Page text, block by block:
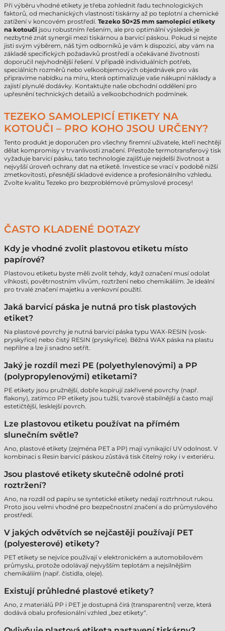
Při výběru vhodné etikety je třeba zohlednit řadu technologických
faktorů, od mechanických vlastností tiskárny až po teplotní a chemické
zatížení v koncovém prostředí. Tezeko 50×25 mm samolepicí etikety
na kotouči jsou robustním řešením, ale pro optimální výsledek je
nezbytné znát synergii mezi tiskárnou a barvicí páskou. Pokud si nejste
jisti svým výběrem, náš tým odborníků je vám k dispozici, aby vám na
základě specifických požadavků prostředí a očekávané životnosti
doporučil nejvhodnější řešení. V případě individuálních potřeb,
speciálních rozměrů nebo velkoobjemových objednávek pro vás
připravíme nabídku na míru, která optimalizuje vaše nákupní náklady a
zajistí plynulé dodávky. Kontaktujte naše obchodní oddělení pro
upřesnění technických detailů a velkoobchodních podmínek.
TEZEKO SAMOLEPICÍ ETIKETY NA
KOTOUČI – PRO KOHO JSOU URČENY?
Tento produkt je doporučen pro všechny firemní uživatele, kteří nechtějí
dělat kompromisy v trvanlivosti značení. Přestože termotransferový tisk
vyžaduje barvicí pásku, tato technologie zajišťuje nejdelší životnost a
nejvyšší úroveň ochrany dat na etiketě. Investice se vrací v podobě nižší
zmetkovitosti, přesnější skladové evidence a profesionálního vzhledu.
Zvolte kvalitu Tezeko pro bezproblémové průmyslové procesy!
ČASTO KLADENÉ DOTAZY
Kdy je vhodné zvolit plastovou etiketu místo
papírové?
Plastovou etiketu byste měli zvolit tehdy, když označení musí odolat
vlhkosti, povětrnostním vlivům, roztržení nebo chemikáliím. Je ideální
pro trvalé značení majetku a venkovní použití.
Jaká barvicí páska je nutná pro tisk plastových
etiket?
Na plastové povrchy je nutná barvicí páska typu WAX-RESIN (vosk-
pryskyřice) nebo čistý RESIN (pryskyřice). Běžná WAX páska na plastu
nepřilne a lze ji snadno setřít.
Jaký je rozdíl mezi PE (polyethylenovými) a PP
(polypropylenovými) etiketami?
PE etikety jsou pružnější, dobře kopírují zakřivené povrchy (např.
flakony), zatímco PP etikety jsou tužší, tvarově stabilnější a často mají
estetičtější, lesklejší povrch.
Lze plastovou etiketu používat na přímém
slunečním světle?
Ano, plastové etikety (zejména PET a PP) mají vynikající UV odolnost. V
kombinaci s Resin barvicí páskou zůstává tisk čitelný roky i v exteriéru.
Jsou plastové etikety skutečně odolné proti
roztržení?
Ano, na rozdíl od papíru se syntetické etikety nedají roztrhnout rukou.
Proto jsou velmi vhodné pro bezpečnostní značení a do průmyslového
prostředí.
V jakých odvětvích se nejčastěji používají PET
(polyesterové) etikety?
PET etikety se nejvíce používají v elektronickém a automobilovém
průmyslu, protože odolávají nejvyšším teplotám a nejsilnějším
chemikáliím (např. čistidla, oleje).
Existují průhledné plastové etikety?
Ano, z materiálů PP i PET je dostupná čirá (transparentní) verze, která
dodává obalu profesionální vzhled „bez etikety“.